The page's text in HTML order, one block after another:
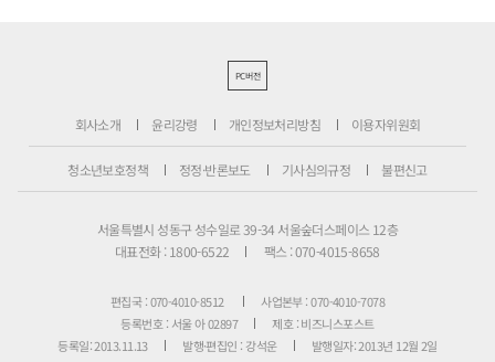
PC버전
회사소개 윤리강령 개인정보처리방침 이용자위원회
청소년보호정책 정정·반론보도 기사심의규정 불편신고
서울특별시 성동구 성수일로 39-34 서울숲더스페이스 12층
대표전화 : 1800-6522
팩스 : 070-4015-8658
편집국 : 070-4010-8512
사업본부 : 070-4010-7078
등록번호 : 서울 아 02897
제호 : 비즈니스포스트
등록일: 2013.11.13
발행·편집인 : 강석운
발행일자: 2013년 12월 2일